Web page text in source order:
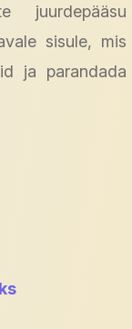
juurdepääsu
sisule, mis
ja parandada